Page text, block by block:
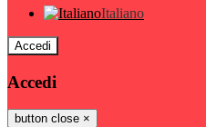
Italiano
Accedi
Accedi
button close ×